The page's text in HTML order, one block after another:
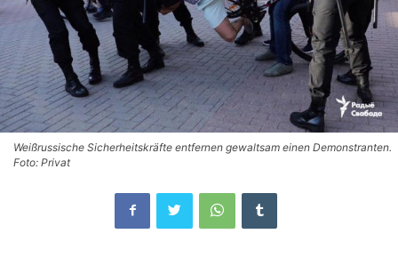
Weißrussische Sicherheitskräfte entfernen gewaltsam einen Demonstranten.
Foto: Privat